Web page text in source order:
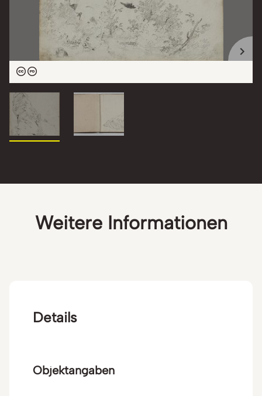
Weitere Informationen
Details
Objektangaben